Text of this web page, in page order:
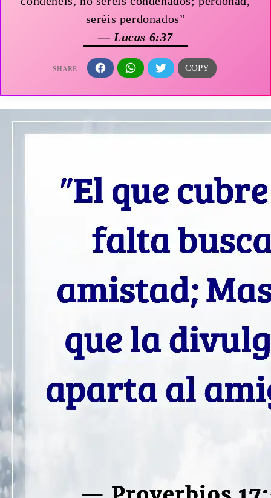
seréis perdonados”
— Lucas 6:37